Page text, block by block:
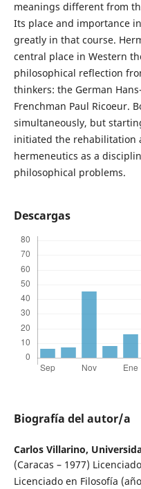
meanings different from
Its place and importance
greatly in that course.
central place in Western
philosophical reflection
thinkers: the German
Frenchman Paul Ricoeur.
simultaneously, but
initiated the rehabilitation
hermeneutics as a
philosophical problems.
Descargas
Biografía del autor/a
Carlos Villarino,
(Caracas – 1977)
Licenciado en Filosofía